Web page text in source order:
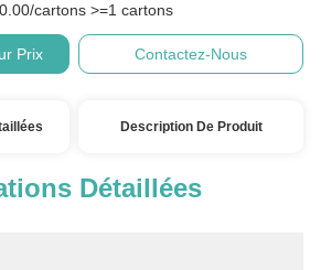
cartons >=1 cartons
Prix Contactez-Nous
Description De Produit
Détaillées